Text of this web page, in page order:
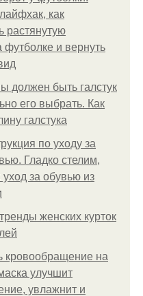
как
растянутую
футболке и вернуть
должен быть галстук
его выбрать. Как
галстука
по уходу за
Гладко стелим,
за обувью из
женских курток
кровообращение на
улучшит
увлажнит и